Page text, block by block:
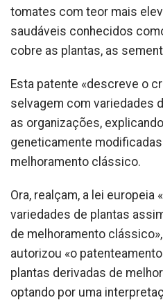
tomates com teor mais
saudáveis conhecidos
cobre as plantas, as
Esta patente «descreve o
selvagem com variedades
as organizações,
geneticamente
melhoramento clássico.
Ora, realçam, a lei
variedades de plantas
de melhoramento
autorizou «o
plantas derivadas de
optando por uma